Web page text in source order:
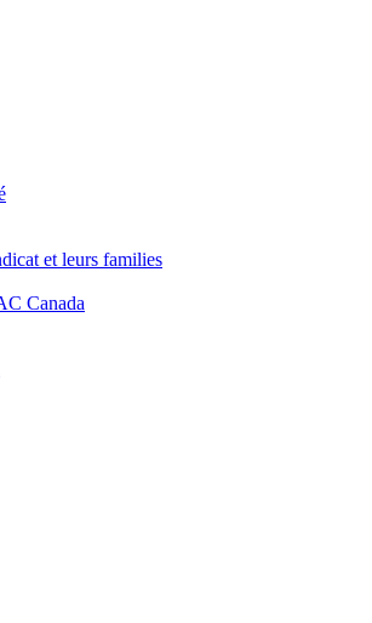
et leurs families
Canada